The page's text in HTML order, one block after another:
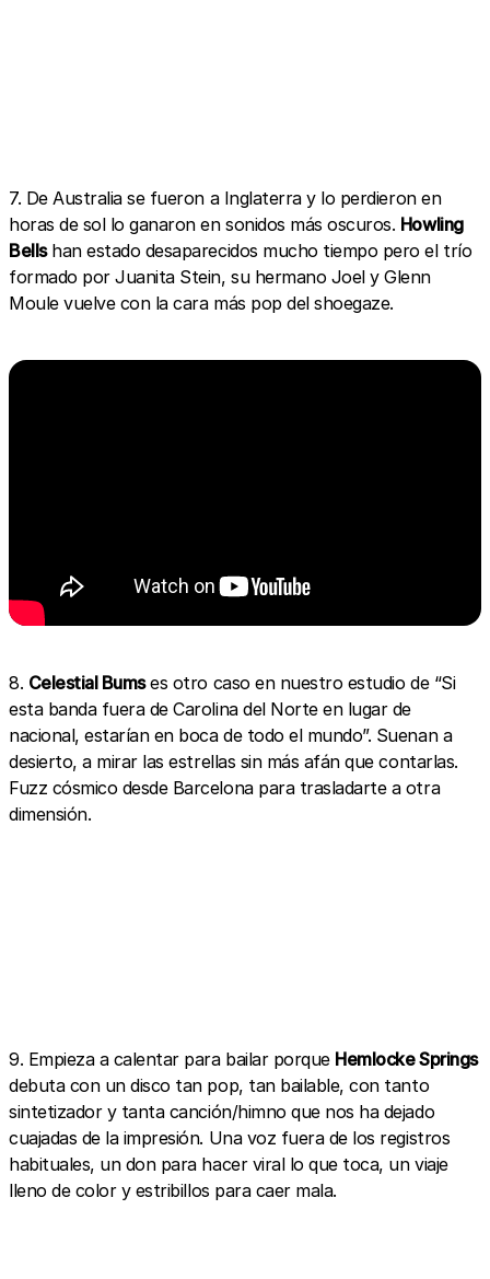
7. De Australia se fueron a Inglaterra y lo perdieron en
horas de sol lo ganaron en sonidos más oscuros. Howling
Bellshan estado desaparecidos mucho tiempo pero el trío
formado por Juanita Stein, su hermano Joel y Glenn
Moule vuelve con la cara más pop del shoegaze.
8. Celestial Bumses otro caso en nuestro estudio de “Si
esta banda fuera de Carolina del Norte en lugar de
nacional, estarían en boca de todo el mundo”. Suenan a
desierto, a mirar las estrellas sin más afán que contarlas.
Fuzz cósmico desde Barcelona para trasladarte a otra
dimensión.
9. Empieza a calentar para bailar porque Hemlocke Springs
debuta con un disco tan pop, tan bailable, con tanto
sintetizador y tanta canción/himno que nos ha dejado
cuajadas de la impresión. Una voz fuera de los registros
habituales, un don para hacer viral lo que toca, un viaje
lleno de color y estribillos para caer mala.